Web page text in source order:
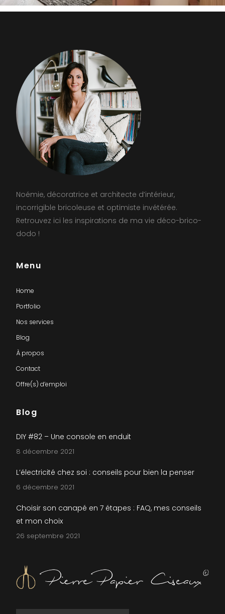
Noémie, décoratrice et architecte d’intérieur,
incorrigible bricoleuse et optimiste invétérée.
Retrouvez ici les inspirations de ma vie déco-brico-
dodo !
Menu
Home
Portfolio
Nos services
Blog
À propos
Contact
Offre(s) d’emploi
Blog
DIY #82 – Une console en enduit
8 décembre 2021
L’électricité chez soi : conseils pour bien la penser
6 décembre 2021
Choisir son canapé en 7 étapes : FAQ, mes conseils
et mon choix
26 septembre 2021